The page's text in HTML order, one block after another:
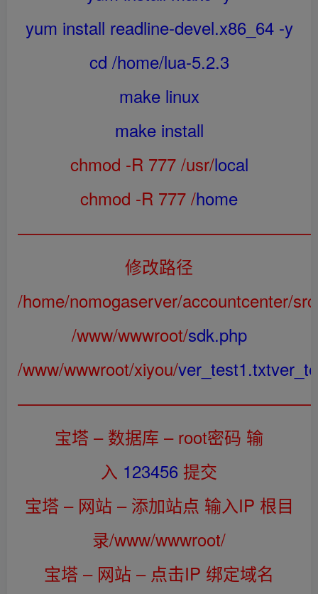
yum install readline-devel.x86_64 -y
cd /home/lua-5.2.3
make linux
make install
chmod -R 777 /usr/local
chmod -R 777 /home
修改路径
/home/nomogaserver/accountcenter/
/www/wwwroot/sdk.php
/www/wwwroot/xiyou/ver_test1.txt
宝塔 – 数据库 – root密码 输
入 123456 提交
宝塔 – 网站 – 添加站点 输入IP 根目
录/www/wwwroot/
宝塔 – 网站 – 点击IP 绑定域名